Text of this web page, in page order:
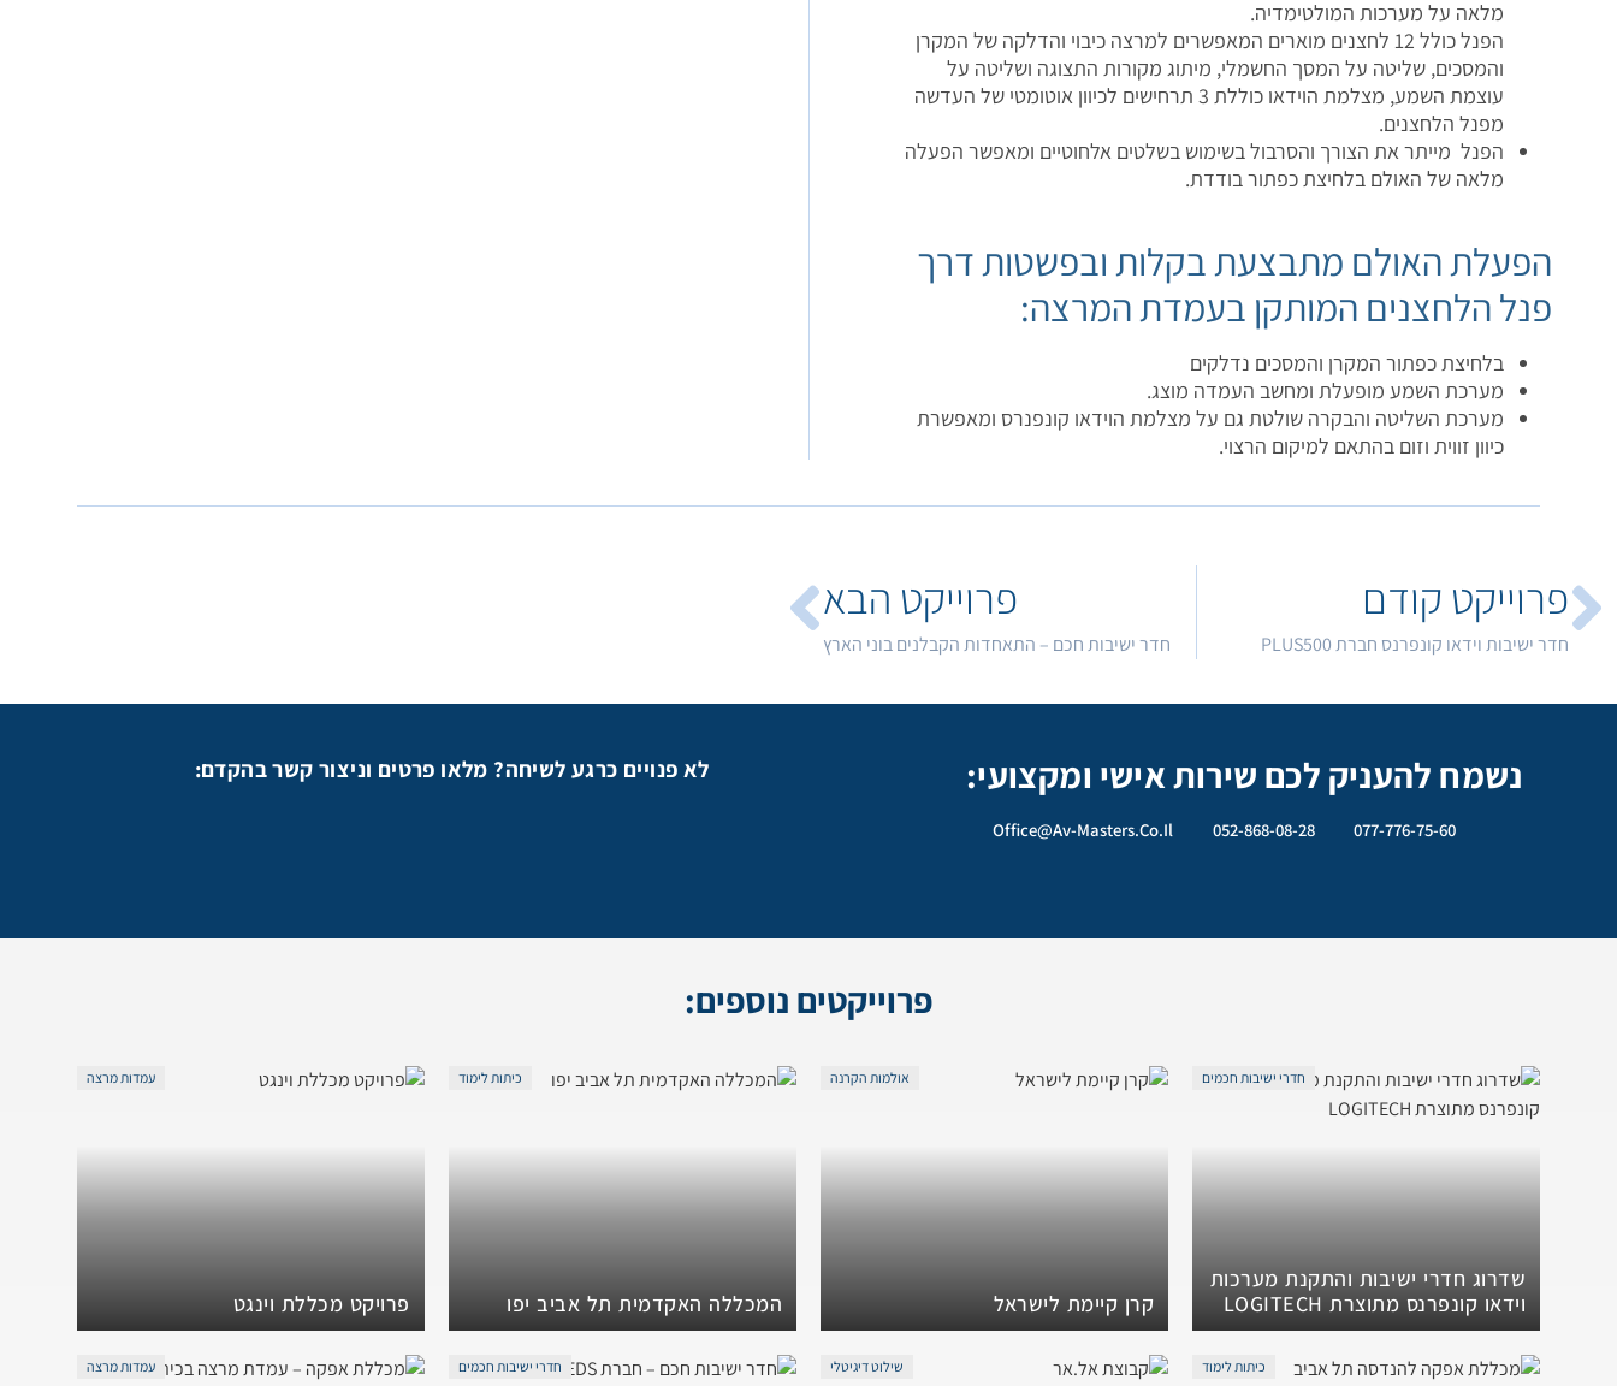
מלאה על מערכות המולטימדיה.
הפנל כולל 12 לחצנים מוארים המאפשרים למרצה כיבוי והדלקה של המקרן
והמסכים, שליטה על המסך החשמלי, מיתוג מקורות התצוגה ושליטה על
עוצמת השמע, מצלמת הוידאו כוללת 3 תרחישים לכיוון אוטומטי של העדשה
מפנל הלחצנים.
הפנל מייתר את הצורך והסרבול בשימוש בשלטים אלחוטיים ומאפשר הפעלה
מלאה של האולם בלחיצת כפתור בודדת.
הפעלת האולם מתבצעת בקלות ובפשטות דרך
פנל הלחצנים המותקן בעמדת המרצה:
בלחיצת כפתור המקרן והמסכים נדלקים
מערכת השמע מופעלת ומחשב העמדה מוצג.
מערכת השליטה והבקרה שולטת גם על מצלמת הוידאו קונפנרס ומאפשרת
כיוון זווית וזום בהתאם למיקום הרצוי.
פרוייקט קודם
חדר ישיבות וידאו קונפרנס חברת PLUS500
פרוייקט הבא
חדר ישיבות חכם – התאחדות הקבלנים בוני הארץ
נשמח להעניק לכם שירות אישי ומקצועי:
077-776-75-60
052-868-08-28
Office@av-Masters.co.il
לא פנויים כרגע לשיחה? מלאו פרטים וניצור קשר בהקדם:
פרוייקטים נוספים:
חדרי ישיבות חכמים
שדרוג חדרי ישיבות והתקנת מערכות
וידאו קונפרנס מתוצרת LOGITECH
אולמות הקרנה
קרן קיימת לישראל
כיתות לימוד
המכללה האקדמית תל אביב יפו
עמדות מרצה
פרויקט מכללת וינגט
כיתות לימוד שילוט דיגיטלי חדרי ישיבות חכמים עמדות מרצה